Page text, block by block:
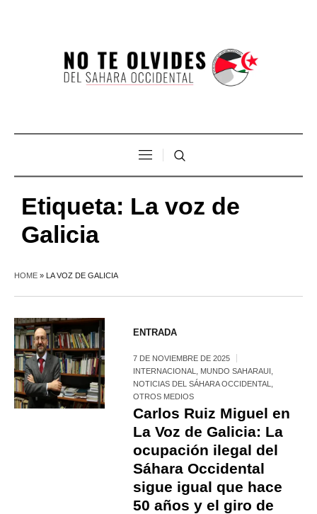
Etiqueta: La voz de
Galicia
HOME » LA VOZ DE GALICIA
ENTRADA
7 DE NOVIEMBRE DE 2025
INTERNACIONAL
MUNDO SAHARAUI
NOTICIAS DEL SÁHARA OCCIDENTAL
OTROS MEDIOS
Carlos Ruiz Miguel en
La Voz de Galicia: La
ocupación ilegal del
Sáhara Occidental
sigue igual que hace
50 años y el giro de